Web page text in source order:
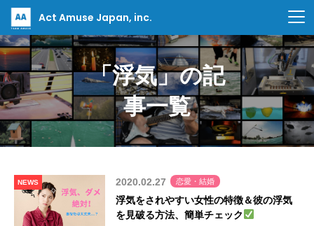
Act Amuse Japan, inc.
「浮気」の記
事一覧
NEWS 2020.02.27 恋愛・結婚
浮気をされやすい女性の特徴＆彼の浮気
を見破る方法、簡単チェック